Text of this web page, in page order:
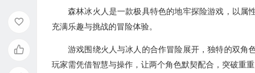
森林冰火人是一款极具特色的地牢探险游戏，以属
充满乐趣与挑战的冒险体验。
游戏围绕火人与冰人的合作冒险展开，独特的双角
玩家需凭借智慧与操作，让两个角色默契配合，突破重